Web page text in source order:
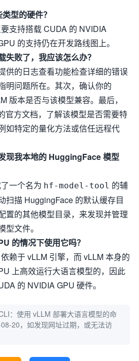
型的硬件？
支持搭载 CUDA 的 NVIDIA
的支持仍在开发路线图上。
失败了，我应该怎么办？
供的日志查看功能检查详细的错误
明问题所在。其次，确认你的
版本是否与该模型兼容。最后，
官方文档，了解该模型是否需要特
如特定的量化方法或信任远程代
现我本地的 HuggingFace 模型
一个名为 hf-model-tool 的辅
扫描 HuggingFace 的默认缓存目
置的其他模型目录，来发现并管理
型文件。
的情况下使用它吗？
赖于 vLLM 引擎，而 vLLM 本身的
上高效运行大语言模型的，因此
的 NVIDIA GPU 硬件。
：使用 vLLM 部署大语言模型的命
20，如发现网址过期，或无法访